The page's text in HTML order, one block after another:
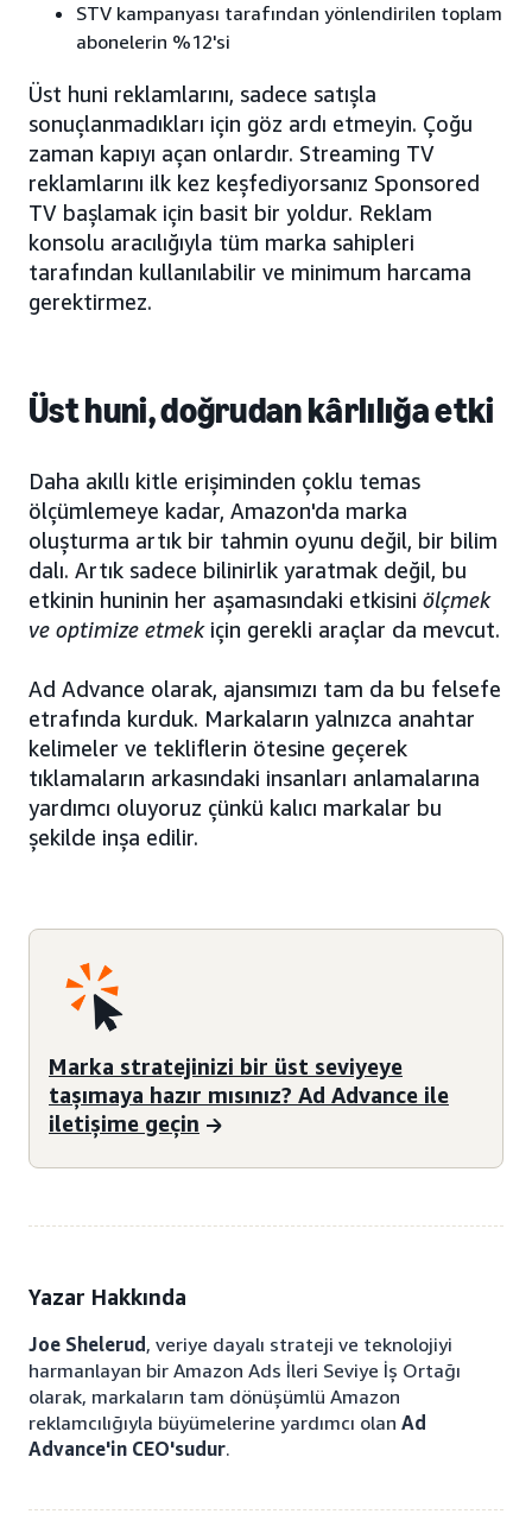
STV kampanyası tarafından yönlendirilen toplam
abonelerin %12'si
Üst huni reklamlarını, sadece satışla
sonuçlanmadıkları için göz ardı etmeyin. Çoğu
zaman kapıyı açan onlardır. Streaming TV
reklamlarını ilk kez keşfediyorsanız Sponsored
TV başlamak için basit bir yoldur. Reklam
konsolu aracılığıyla tüm marka sahipleri
tarafından kullanılabilir ve minimum harcama
gerektirmez.
Üst huni, doğrudan kârlılığa etki
Daha akıllı kitle erişiminden çoklu temas
ölçümlemeye kadar, Amazon'da marka
oluşturma artık bir tahmin oyunu değil, bir bilim
dalı. Artık sadece bilinirlik yaratmak değil, bu
etkinin huninin her aşamasındaki etkisini ölçmek
ve optimize etmekiçin gerekli araçlar da mevcut.
Ad Advance olarak, ajansımızı tam da bu felsefe
etrafında kurduk. Markaların yalnızca anahtar
kelimeler ve tekliflerin ötesine geçerek
tıklamaların arkasındaki insanları anlamalarına
yardımcı oluyoruz çünkü kalıcı markalar bu
şekilde inşa edilir.
Marka stratejinizi bir üst seviyeye
taşımaya hazır mısınız? Ad Advance ile
iletişime geçin
Yazar Hakkında
Joe Shelerud , veriye dayalı strateji ve teknolojiyi
harmanlayan bir Amazon Ads İleri Seviye İş Ortağı
olarak, markaların tam dönüşümlü Amazon
reklamcılığıyla büyümelerine yardımcı olan Ad
Advance'in CEO'sudur.